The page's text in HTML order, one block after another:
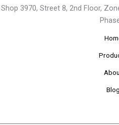
Shop 3970, Street 8, 2nd Floor,
Blog